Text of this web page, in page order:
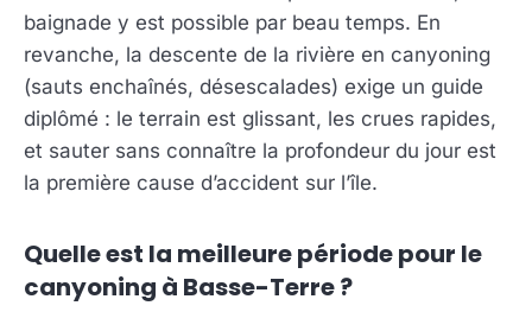
baignade y est possible par beau temps. En
revanche, la descente de la rivière en canyoning
(sauts enchaînés, désescalades) exige un guide
diplômé : le terrain est glissant, les crues rapides,
et sauter sans connaître la profondeur du jour est
la première cause d’accident sur l’île.
Quelle est la meilleure période pour le
canyoning à Basse-Terre ?